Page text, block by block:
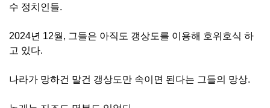
수 정치인들.
2024년 12월, 그들은 아직도 갱상도를 이용해 호위호식 하
고 있다.
나라가 망하건 말건 갱상도만 속이면 된다는 그들의 망상.